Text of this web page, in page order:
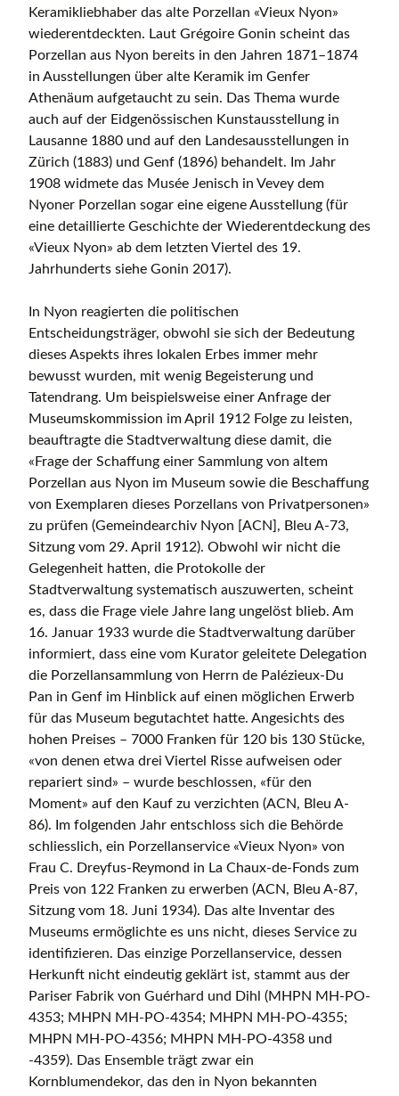
Keramikliebhaber das alte Porzellan «Vieux Nyon»
wiederentdeckten. Laut Grégoire Gonin scheint das
Porzellan aus Nyon bereits in den Jahren 1871–1874
in Ausstellungen über alte Keramik im Genfer
Athenäum aufgetaucht zu sein. Das Thema wurde
auch auf der Eidgenössischen Kunstausstellung in
Lausanne 1880 und auf den Landesausstellungen in
Zürich (1883) und Genf (1896) behandelt. Im Jahr
1908 widmete das Musée Jenisch in Vevey dem
Nyoner Porzellan sogar eine eigene Ausstellung (für
eine detaillierte Geschichte der Wiederentdeckung des
«Vieux Nyon» ab dem letzten Viertel des 19.
Jahrhunderts siehe Gonin 2017).
In Nyon reagierten die politischen
Entscheidungsträger, obwohl sie sich der Bedeutung
dieses Aspekts ihres lokalen Erbes immer mehr
bewusst wurden, mit wenig Begeisterung und
Tatendrang. Um beispielsweise einer Anfrage der
Museumskommission im April 1912 Folge zu leisten,
beauftragte die Stadtverwaltung diese damit, die
«Frage der Schaffung einer Sammlung von altem
Porzellan aus Nyon im Museum sowie die Beschaffung
von Exemplaren dieses Porzellans von Privatpersonen»
zu prüfen (Gemeindearchiv Nyon [ACN], Bleu A-73,
Sitzung vom 29. April 1912). Obwohl wir nicht die
Gelegenheit hatten, die Protokolle der
Stadtverwaltung systematisch auszuwerten, scheint
es, dass die Frage viele Jahre lang ungelöst blieb. Am
16. Januar 1933 wurde die Stadtverwaltung darüber
informiert, dass eine vom Kurator geleitete Delegation
die Porzellansammlung von Herrn de Palézieux-Du
Pan in Genf im Hinblick auf einen möglichen Erwerb
für das Museum begutachtet hatte. Angesichts des
hohen Preises – 7000 Franken für 120 bis 130 Stücke,
«von denen etwa drei Viertel Risse aufweisen oder
repariert sind» – wurde beschlossen, «für den
Moment» auf den Kauf zu verzichten (ACN, Bleu A-
86). Im folgenden Jahr entschloss sich die Behörde
schliesslich, ein Porzellanservice «Vieux Nyon» von
Frau C. Dreyfus-Reymond in La Chaux-de-Fonds zum
Preis von 122 Franken zu erwerben (ACN, Bleu A-87,
Sitzung vom 18. Juni 1934). Das alte Inventar des
Museums ermöglichte es uns nicht, dieses Service zu
identifizieren. Das einzige Porzellanservice, dessen
Herkunft nicht eindeutig geklärt ist, stammt aus der
Pariser Fabrik von Guérhard und Dihl (MHPN MH-PO-
4353; MHPN MH-PO-4354; MHPN MH-PO-4355;
MHPN MH-PO-4356; MHPN MH-PO-4358 und
-4359). Das Ensemble trägt zwar ein
Kornblumendekor, das den in Nyon bekannten